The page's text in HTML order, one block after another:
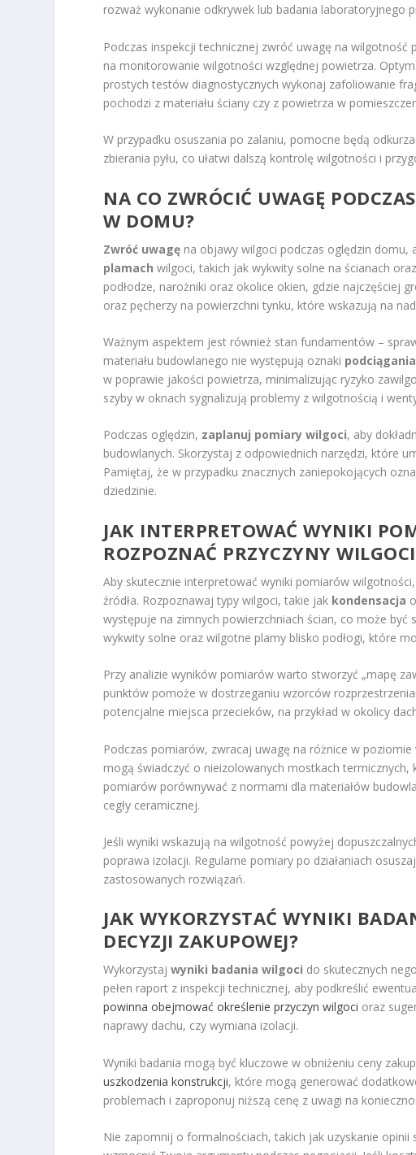
rozważ wykonanie odkrywek lub badania laboratoryjnego
Podczas inspekcji technicznej zwróć uwagę na wilgotność
na monitorowanie wilgotności względnej powietrza.
prostych testów diagnostycznych wykonaj zafoliowanie
pochodzi z materiału ściany czy z powietrza w
W przypadku osuszania po zalaniu, pomocne będą
zbierania pyłu, co ułatwi dalszą kontrolę wilgotności i
NA CO ZWRÓCIĆ UWAGĘ
W DOMU?
Zwróć uwagę na objawy wilgoci podczas oględzin domu,
plamach wilgoci, takich jak wykwity solne na ścianach
podłodze, narożniki oraz okolice okien, gdzie najczęściej
oraz pęcherzy na powierzchni tynku, które wskazują na
Ważnym aspektem jest również stan fundamentów –
materiału budowlanego nie występują oznaki
w poprawie jakości powietrza, minimalizując ryzyko
szyby w oknach sygnalizują problemy z wilgotnością i
Podczas oględzin, zaplanuj pomiary wilgoci, aby
budowlanych. Skorzystaj z odpowiednich narzędzi, które
Pamiętaj, że w przypadku znacznych zaniepokojących
dziedzinie.
JAK INTERPRETOWAĆ WYNIKI
ROZPOZNAĆ PRZYCZYNY
Aby skutecznie interpretować wyniki pomiarów
źródła. Rozpoznawaj typy wilgoci, takie jak kondensacja
występuje na zimnych powierzchniach ścian, co może być
wykwity solne oraz wilgotne plamy blisko podłogi, które
Przy analizie wyników pomiarów warto stworzyć „mapę
punktów pomoże w dostrzeganiu wzorców
potencjalne miejsca przecieków, na przykład w okolicy
Podczas pomiarów, zwracaj uwagę na różnice w
mogą świadczyć o nieizolowanych mostkach
pomiarów porównywać z normami dla materiałów
cegły ceramicznej.
Jeśli wyniki wskazują na wilgotność powyżej
poprawa izolacji. Regularne pomiary po działaniach
zastosowanych rozwiązań.
JAK WYKORZYSTAĆ WYNIKI
DECYZJI ZAKUPOWEJ?
Wykorzystajwyniki badania wilgoci do skutecznych
pełen raport z inspekcji technicznej, aby podkreślić
powinna obejmować określenie przyczyn wilgoci oraz
naprawy dachu, czy wymiana izolacji.
Wyniki badania mogą być kluczowe w obniżeniu ceny
uszkodzenia konstrukcji, które mogą generować
problemach i zaproponuj niższą cenę z uwagi na
Nie zapomnij o formalnościach, takich jak uzyskanie